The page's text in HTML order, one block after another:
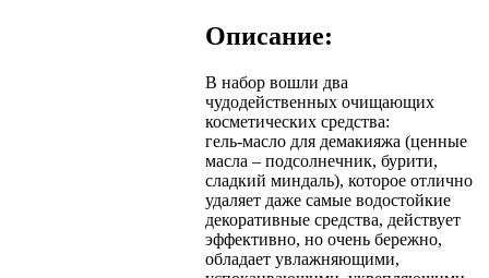
Описание:
В набор вошли два
чудодейственных очищающих
косметических средства:
гель-масло для демакияжа (ценные
масла – подсолнечник, бурити,
сладкий миндаль), которое отлично
удаляет даже самые водостойкие
декоративные средства, действует
эффективно, но очень бережно,
обладает увлажняющими,